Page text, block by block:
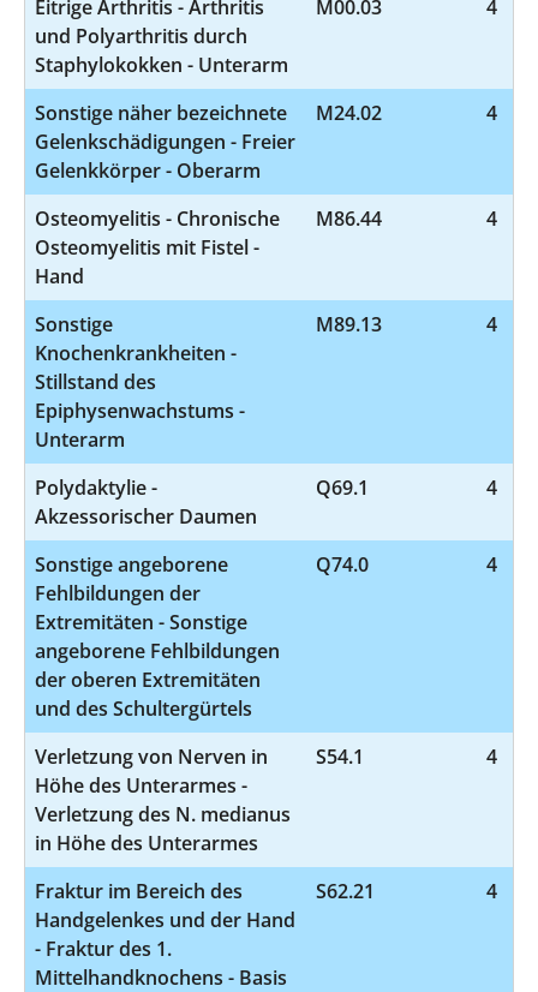
Eitrige Arthritis - Arthritis
und Polyarthritis durch
Staphylokokken - Unterarm
M00.03 4
Sonstige näher bezeichnete
Gelenkschädigungen - Freier
Gelenkkörper - Oberarm
M24.02 4
Osteomyelitis - Chronische
Osteomyelitis mit Fistel -
Hand
M86.44 4
Sonstige
Knochenkrankheiten -
Stillstand des
Epiphysenwachstums -
Unterarm
M89.13 4
Polydaktylie -
Akzessorischer Daumen
Q69.1 4
Sonstige angeborene
Fehlbildungen der
Extremitäten - Sonstige
angeborene Fehlbildungen
der oberen Extremitäten
und des Schultergürtels
Q74.0 4
Verletzung von Nerven in
Höhe des Unterarmes -
Verletzung des N. medianus
in Höhe des Unterarmes
S54.1 4
Fraktur im Bereich des
Handgelenkes und der Hand
- Fraktur des 1.
Mittelhandknochens - Basis
S62.21 4